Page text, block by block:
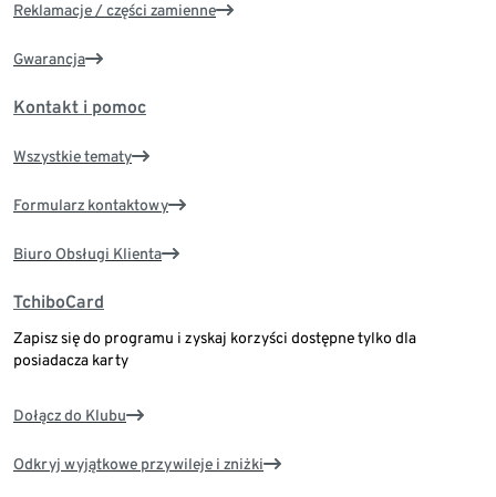
Reklamacje / części zamienne
Gwarancja
Kontakt i pomoc
Wszystkie tematy
Formularz kontaktowy
Biuro Obsługi Klienta
TchiboCard
Zapisz się do programu i zyskaj korzyści dostępne tylko dla
posiadacza karty
Dołącz do Klubu
Odkryj wyjątkowe przywileje i zniżki